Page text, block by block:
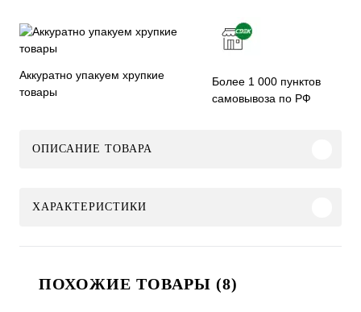
Аккуратно упакуем хрупкие
товары
Более 1 000 пунктов
самовывоза по РФ
ОПИСАНИЕ ТОВАРА
ХАРАКТЕРИСТИКИ
ПОХОЖИЕ ТОВАРЫ (8)